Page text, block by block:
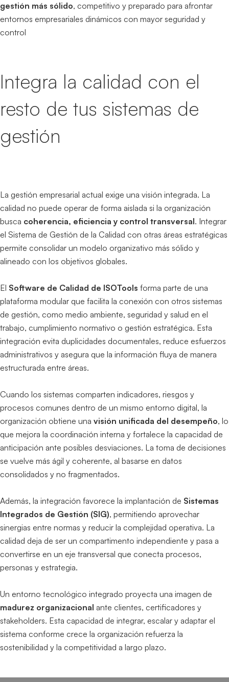
gestión más sólido, competitivo y preparado para afrontar
entornos empresariales dinámicos con mayor seguridad y
control
Integra la calidad con el
resto de tus sistemas de
gestión
La gestión empresarial actual exige una visión integrada. La
calidad no puede operar de forma aislada si la organización
busca coherencia, eficiencia y control transversal. Integrar
el Sistema de Gestión de la Calidad con otras áreas estratégicas
permite consolidar un modelo organizativo más sólido y
alineado con los objetivos globales.
El Software de Calidad de ISOTools forma parte de una
plataforma modular que facilita la conexión con otros sistemas
de gestión, como medio ambiente, seguridad y salud en el
trabajo, cumplimiento normativo o gestión estratégica. Esta
integración evita duplicidades documentales, reduce esfuerzos
administrativos y asegura que la información fluya de manera
estructurada entre áreas.
Cuando los sistemas comparten indicadores, riesgos y
procesos comunes dentro de un mismo entorno digital, la
organización obtiene una visión unificada del desempeño, lo
que mejora la coordinación interna y fortalece la capacidad de
anticipación ante posibles desviaciones. La toma de decisiones
se vuelve más ágil y coherente, al basarse en datos
consolidados y no fragmentados.
Además, la integración favorece la implantación de Sistemas
Integrados de Gestión (SIG), permitiendo aprovechar
sinergias entre normas y reducir la complejidad operativa. La
calidad deja de ser un compartimento independiente y pasa a
convertirse en un eje transversal que conecta procesos,
personas y estrategia.
Un entorno tecnológico integrado proyecta una imagen de
madurez organizacional ante clientes, certificadores y
stakeholders. Esta capacidad de integrar, escalar y adaptar el
sistema conforme crece la organización refuerza la
sostenibilidad y la competitividad a largo plazo.